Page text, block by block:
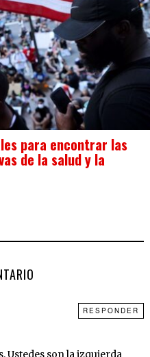
para encontrar las
de la salud y la
Ustedes son la izquierda
RESPONDER